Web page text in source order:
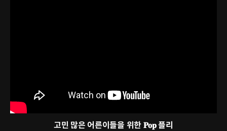
고민 많은 어른이들을 위한 𝐏𝐨𝐩 플리